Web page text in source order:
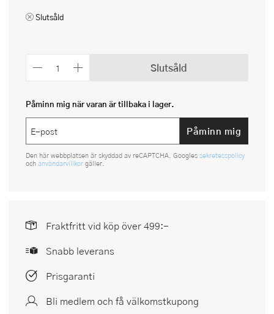
Slutsåld
Slutsåld
Påminn mig när varan är tillbaka i lager.
Påminn mig
Den här webbplatsen är skyddad av reCAPTCHA. Googles sekretesspolicy
och användarvillkor gäller.
Fraktfritt vid köp över 499:-
Snabb leverans
Prisgaranti
Bli medlem och få välkomstkupong